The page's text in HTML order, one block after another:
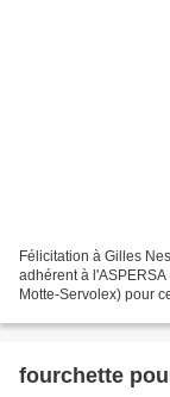
Félicitation à Gilles
adhérent à
Motte-Servolex) pour
fourchette